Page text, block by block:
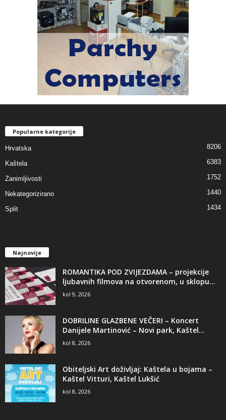
Popularne kategorije
Hrvatska 8206
Kaštela 6383
Zanimljivosti 1752
Nekategorizirano 1440
Split 1434
Najnovije
ROMANTIKA POD ZVIJEZDAMA – projekcije
ljubavnih filmova na otvorenom, u sklopu...
kol 9, 2026
DOBRILINE GLAZBENE VEČERI – Koncert
Danijele Martinović – Novi park, Kaštel...
kol 8, 2026
Obiteljski Art doživljaj: Kaštela u bojama –
Kaštel Vitturi, Kaštel Lukšić
kol 8, 2026